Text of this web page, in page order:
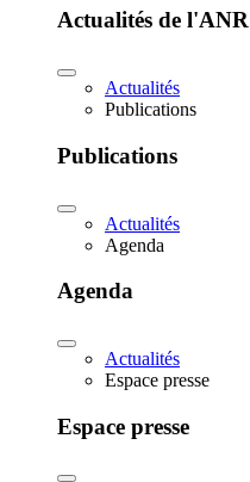
Actualités de l'ANR
Actualités
Publications
Publications
Actualités
Agenda
Agenda
Actualités
Espace presse
Espace presse